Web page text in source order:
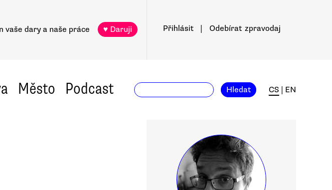
vaše dary a naše práce ♥ Daruji Přihlásit Odebírat zpravodaj
Město Podcast Hledat CS EN